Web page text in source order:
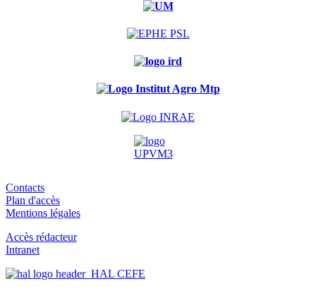
Contacts
Plan d'accès
Mentions légales
Accès rédacteur
Intranet
HAL CEFE